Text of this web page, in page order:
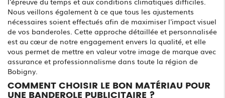
Nous veillons également à ce que tous les ajustements
nécessaires soient effectués afin de maximiser l'impact visuel
de vos banderoles. Cette approche détaillée et personnalisée
est au cœur de notre engagement envers la qualité, et elle
vous permet de mettre en valeur votre image de marque avec
assurance et professionnalisme dans toute la région de
Bobigny.
COMMENT CHOISIR LE BON MATÉRIAU POUR
UNE BANDEROLE PUBLICITAIRE ?